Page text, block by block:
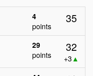
4
points
35
29
points
32
+3 ▲